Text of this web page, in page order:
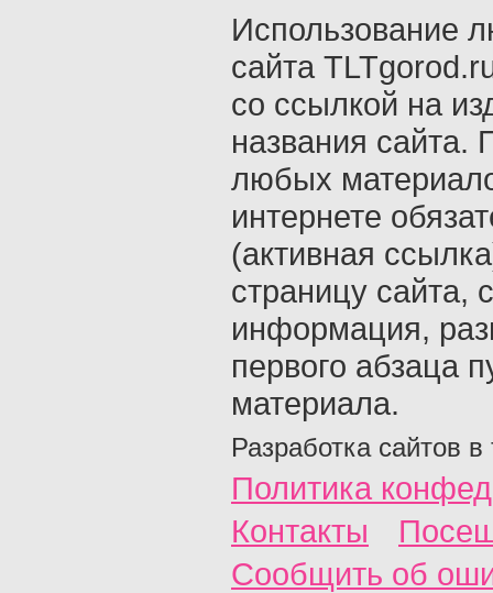
Использование
сайта
со ссылкой на
названия сайта.
любых
интернете
(активная
страницу сайта,
информация,
первого абзаца
материала.
Разработка сайтов в
Политика
Контакты
Сообщить об